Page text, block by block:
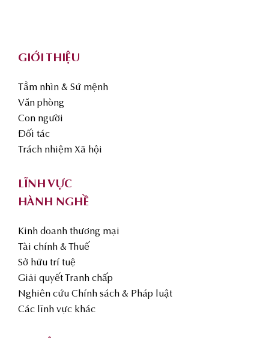
GIỚI THIỆU
Tầm nhìn & Sứ mệnh
Văn phòng
Con người
Đối tác
Trách nhiệm Xã hội
LĨNH VỰC
HÀNH NGHỀ
Kinh doanh thương mại
Tài chính & Thuế
Sở hữu trí tuệ
Giải quyết Tranh chấp
Nghiên cứu Chính sách & Pháp luật
Các lĩnh vực khác